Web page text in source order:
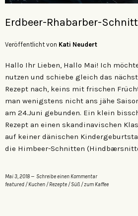
Erdbeer-Rhabarber-
Veröffentlicht von Kati Neudert
Hallo Ihr Lieben, Hallo Mai! Ich
nutzen und schiebe gleich das
Rezept nach, keins mit frischen
man wenigstens nicht ans jähe
am 24.Juni gebunden. Ein klein
Rezept an einen skandinavischen
auf keiner dänischen
die Himbeer-Schnitten
Mai 3, 2018
Schreibe einen Kommentar
featured /Kuchen /Rezepte /Süß /zum Kaffee